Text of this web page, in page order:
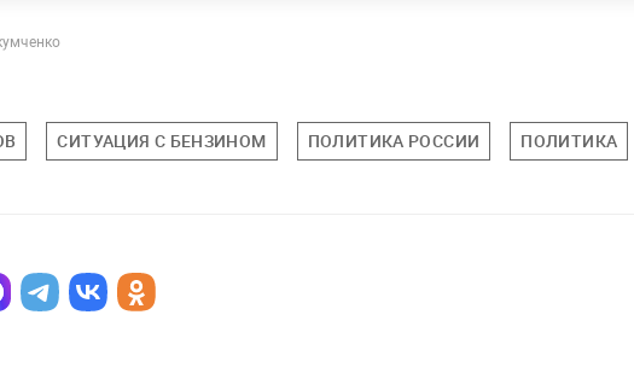
СИТУАЦИЯ С БЕНЗИНОМ ПОЛИТИКА РОССИИ ПОЛИТИКА